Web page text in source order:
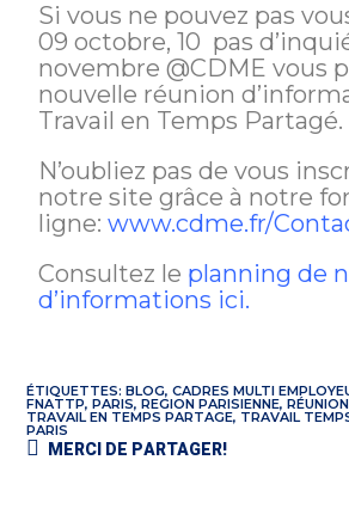
Si vous ne pouvez pas
09 octobre,10 pas
novembre @CDME vous
nouvelle réunion
Travail en Temps Partagé.
N’oubliez pas de vous
notre site grâce à notre
ligne:www.cdme.fr/
Consultez le planning de
d’informations ici.
ÉTIQUETTES:BLOG, CADRES MULTI
FNATTP, PARIS, REGION PARISIENNE,
TRAVAIL EN TEMPS PARTAGE, TRAVAIL
PARIS
MERCI DE PARTAGER!